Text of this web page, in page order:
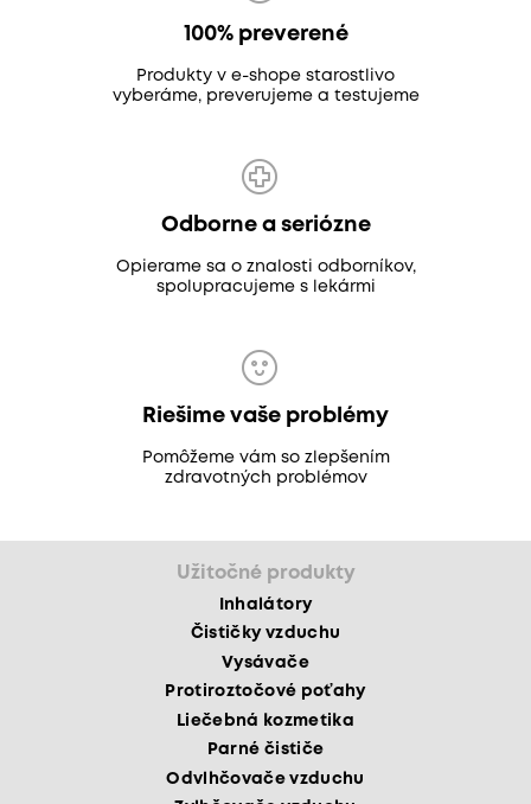
100% preverené
Produkty v e-shope starostlivo
vyberáme, preverujeme a testujeme
Odborne a seriózne
Opierame sa o znalosti odborníkov,
spolupracujeme s lekármi
Riešime vaše problémy
Pomôžeme vám so zlepšením
zdravotných problémov
Užitočné produkty
Inhalátory
Čističky vzduchu
Vysávače
Protiroztočové poťahy
Liečebná kozmetika
Parné čističe
Odvlhčovače vzduchu